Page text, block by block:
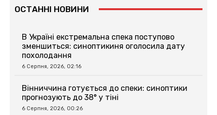
ОСТАННІ НОВИНИ
В Україні екстремальна спека поступово
зменшиться: синоптикиня оголосила дату
похолодання
6 Серпня, 2026, 02:16
Вінниччина готується до спеки: синоптики
прогнозують до 38° у тіні
6 Серпня, 2026, 00:26